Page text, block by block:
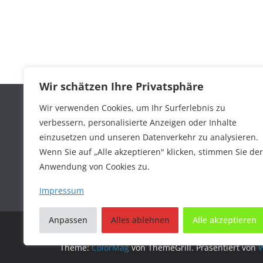
Wir schätzen Ihre Privatsphäre
Wir verwenden Cookies, um Ihr Surferlebnis zu
verbessern, personalisierte Anzeigen oder Inhalte
einzusetzen und unseren Datenverkehr zu analysieren.
Wenn Sie auf „Alle akzeptieren" klicken, stimmen Sie der
Anwendung von Cookies zu.
Impressum
Anpassen Alles ablehnen Alle akzeptieren
Copyright © 2026Alles für Ihr Haustier. Alle
Theme:ColorMagvon ThemeGrill. Präsentiert von